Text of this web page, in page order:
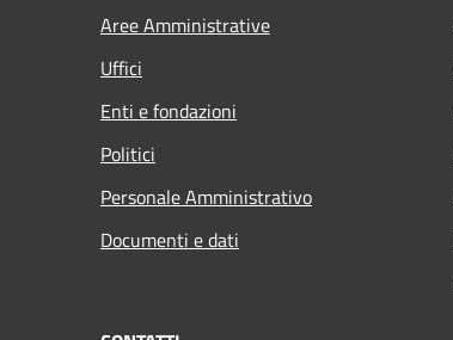
Aree Amministrative
Uffici
Enti e fondazioni
Politici
Personale Amministrativo
Documenti e dati